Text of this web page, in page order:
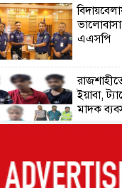
এএসপি
ইয়াবা,
মাদক
অবহেলার